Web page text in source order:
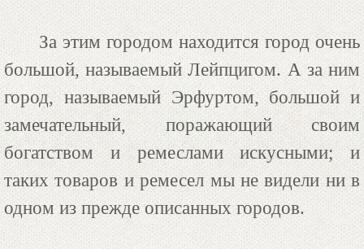
За этим городом находится город очень
большой, называемый Лейпцигом. А за ним
город, называемый Эрфуртом, большой и
замечательный, поражающий своим
богатством и ремеслами искусными; и
таких товаров и ремесел мы не видели ни в
одном из прежде описанных городов.